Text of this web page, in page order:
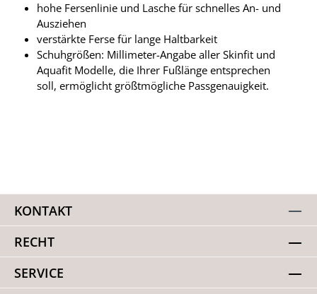
hohe Fersenlinie und Lasche für schnelles An- und
Ausziehen
verstärkte Ferse für lange Haltbarkeit
Schuhgrößen: Millimeter-Angabe aller Skinfit und
Aquafit Modelle, die Ihrer Fußlänge entsprechen
soll, ermöglicht größtmögliche Passgenauigkeit.
KONTAKT
RECHT
SERVICE